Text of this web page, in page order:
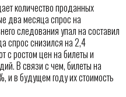
количество проданных
два месяца спрос на
следования упал на составил
спрос снизился на 2,4
с ростом цен на билеты и
В связи с чем, билеты на
и в будущем году их стоимость